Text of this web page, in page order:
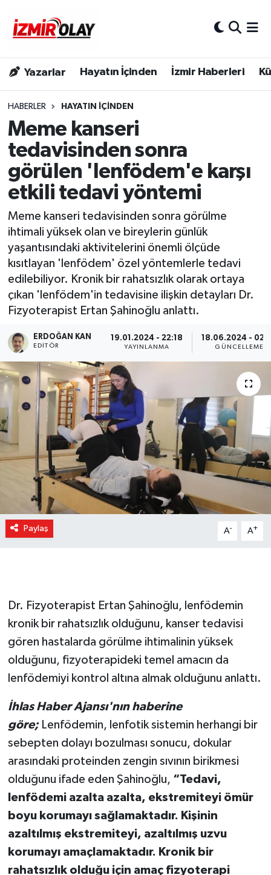
Yazarlar Hayatın İçinden İzmir Haberleri
HABERLER HAYATIN İÇINDEN
Meme kanseri
tedavisinden sonra
görülen 'lenfödem'e karşı
etkili tedavi yöntemi
Meme kanseri tedavisinden sonra görülme
ihtimali yüksek olan ve bireylerin günlük
yaşantısındaki aktivitelerini önemli ölçüde
kısıtlayan 'lenfödem' özel yöntemlerle tedavi
edilebiliyor. Kronik bir rahatsızlık olarak ortaya
çıkan 'lenfödem'in tedavisine ilişkin detayları Dr.
Fizyoterapist Ertan Şahinoğlu anlattı.
ERDOĞAN KAN
EDITÖR
19.01.2024 - 22:18
YAYINLANMA
18.06.2024 -
GÜNCELLEME
Paylaş A- A+
Dr. Fizyoterapist Ertan Şahinoğlu, lenfödemin
kronik bir rahatsızlık olduğunu, kanser tedavisi
gören hastalarda görülme ihtimalinin yüksek
olduğunu, fizyoterapideki temel amacın da
lenfödemiyi kontrol altına almak olduğunu anlattı.
İhlas Haber Ajansı'nın haberine
göre;Lenfödemin, lenfotik sistemin herhangi bir
sebepten dolayı bozulması sonucu, dokular
arasındaki proteinden zengin sıvının birikmesi
olduğunu ifade eden Şahinoğlu, “Tedavi,
lenfödemi azalta azalta, ekstremiteyi ömür
boyu korumayı sağlamaktadır. Kişinin
azaltılmış ekstremiteyi, azaltılmış uzvu
korumayı amaçlamaktadır. Kronik bir
rahatsızlık olduğu için amaç fizyoterapi
Konak Trafik Yoğunluk Haritası
Süper Lig Puan Durumu ve Fikstür
Tüm Manşetler
Son Dakika Haberleri
Haber Arşivi